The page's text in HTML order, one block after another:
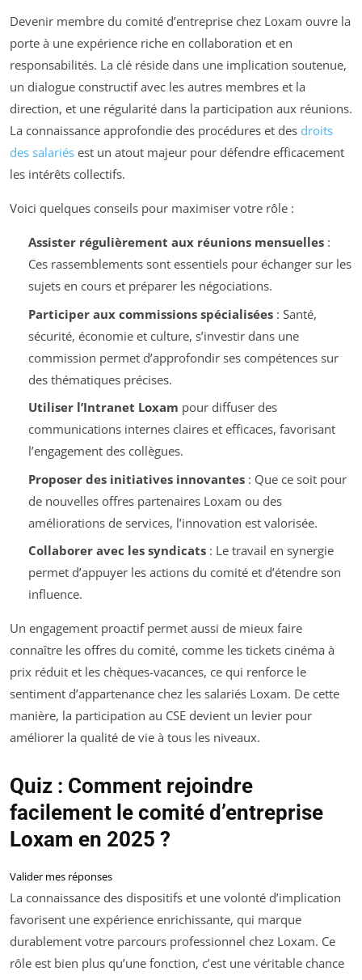
Devenir membre du comité d’entreprise chez Loxam ouvre la
porte à une expérience riche en collaboration et en
responsabilités. La clé réside dans une implication soutenue,
un dialogue constructif avec les autres membres et la
direction, et une régularité dans la participation aux réunions.
La connaissance approfondie des procédures et des droits
des salariés est un atout majeur pour défendre efficacement
les intérêts collectifs.
Voici quelques conseils pour maximiser votre rôle :
Assister régulièrement aux réunions mensuelles:
Ces rassemblements sont essentiels pour échanger sur les
sujets en cours et préparer les négociations.
Participer aux commissions spécialisées: Santé,
sécurité, économie et culture, s’investir dans une
commission permet d’approfondir ses compétences sur
des thématiques précises.
Utiliser l’Intranet Loxam pour diffuser des
communications internes claires et efficaces, favorisant
l’engagement des collègues.
Proposer des initiatives innovantes: Que ce soit pour
de nouvelles offres partenaires Loxam ou des
améliorations de services, l’innovation est valorisée.
Collaborer avec les syndicats: Le travail en synergie
permet d’appuyer les actions du comité et d’étendre son
influence.
Un engagement proactif permet aussi de mieux faire
connaître les offres du comité, comme les tickets cinéma à
prix réduit et les chèques-vacances, ce qui renforce le
sentiment d’appartenance chez les salariés Loxam. De cette
manière, la participation au CSE devient un levier pour
améliorer la qualité de vie à tous les niveaux.
Quiz : Comment rejoindre
facilement le comité d’entreprise
Loxam en 2025 ?
Valider mes réponses
La connaissance des dispositifs et une volonté d’implication
favorisent une expérience enrichissante, qui marque
durablement votre parcours professionnel chez Loxam. Ce
rôle est bien plus qu’une fonction, c’est une véritable chance